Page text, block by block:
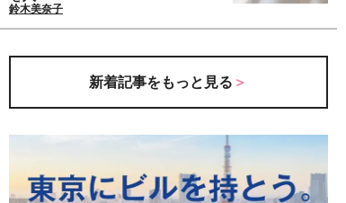
鈴木美奈子
新着記事をもっと見る